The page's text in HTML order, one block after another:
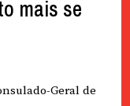
mais se
Geral de